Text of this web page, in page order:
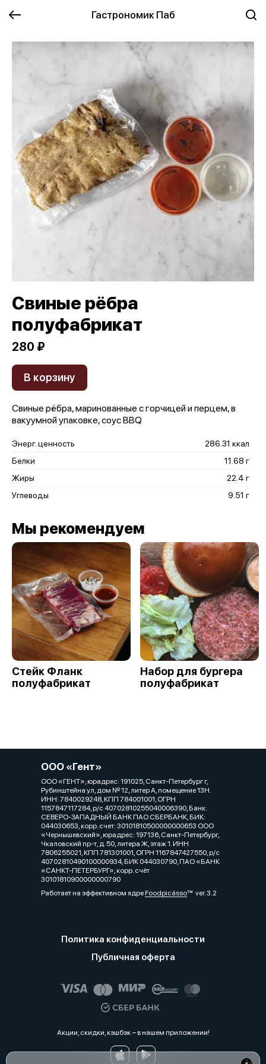
Гастрономик Паб
Свиные рёбра
полуфабрикат
280 ₽
В корзину
Свиные рёбра, маринованные с горчицей и перцем, в
вакуумной упаковке, соус BBQ
Энерг. ценность
286.31 ккал
Белки
11.68 г
Жиры
22.4 г
Углеводы
9.51 г
Мы рекомендуем
Стейк Фланк
полуфабрикат
Набор для бургера
полуфабрикат
ООО «Гент»
ООО «ГЕНТ», юрадрес: 191025, Санкт-Петербург г,
Рубинштейна ул, дом № 12, литер А, помещение 13Н.
ИНН: 7840029248, КПП 784001001, ОГРН
1157847117284, р/с 40702810255040006390, Банк:
СЕВЕРО-ЗАПАДНЫЙ БАНК ПАО СБЕРБАНК, БИК:
044030653, корр. счет: 30101810500000000653 ООО
«Чернышевский», юрадрес: 197136, Санкт-Петербург,
Чкаловский пр-т, д. 50, литера Ж, этаж 1. ИНН
7806255021, КПП 781301001, ОГРН 1167847427550, р/с
40702810490100000934, БИК 044030790, ПАО «БАНК
«САНКТ-ПЕТЕРБУРГ», корр. счёт
30101810900000000790
Работает на эффективном ядреFoodpicássover. 3.2
Политика конфиденциальности
Публичная оферта
Акции, скидки, кэшбэк − в нашем приложении!